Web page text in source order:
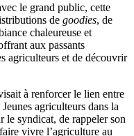
le grand public, cette
de goodies, de
chaleureuse et
aux passants
agriculteurs et de découvrir
à renforcer le lien entre
agriculteurs dans la
le syndicat, de rappeler son
vivre l’agriculture au